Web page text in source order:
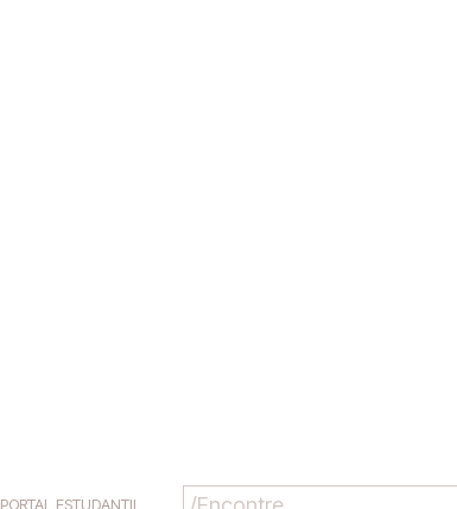
PORTAL ESTUDANTIL